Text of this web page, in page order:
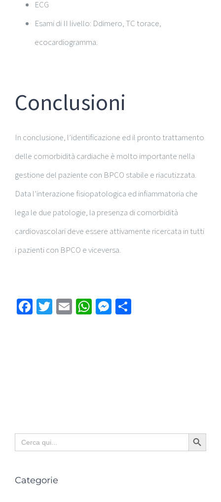
ECG
Esami di II livello: Ddimero, TC torace,
ecocardiogramma.
Conclusioni
In conclusione, l’identificazione ed il pronto trattamento
delle comorbidità cardiache è molto importante nella
gestione del paziente con BPCO stabile e riacutizzata.
Data l’interazione fisiopatologica ed infiammatoria che
lega le due patologie, la presenza di comorbidità
cardiovascolari deve essere attivamente ricercata in tutti
i pazienti con BPCO e viceversa.
Facebook
Twitter
EmailWhatsApp
Messenger
Search
for:
Search Button
Categorie